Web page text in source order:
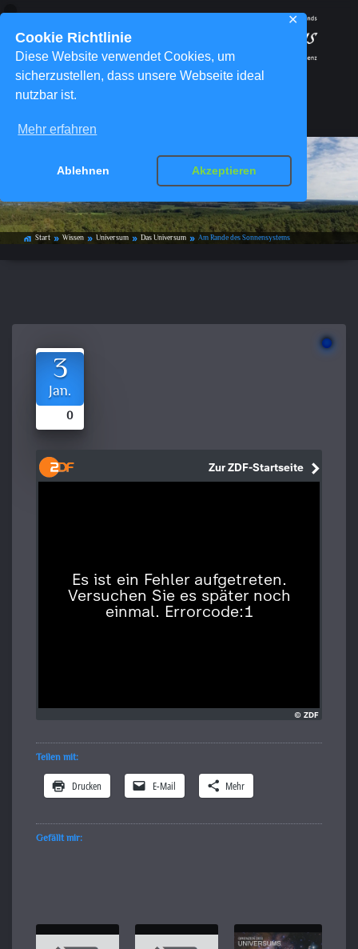
Cookie Richtlinie
Diese Website verwendet Cookies, um
sicherzustellen, dass unsere Webseite ideal
nutzbar ist.
Mehr erfahren
Ablehnen Akzeptieren
✕
Am Rande des Sonnensystems
home_work Start double_arrow Wissen double_arrow Universum double_arrow Das Universum double_arrow Am Rande des Sonnensystems
3
Jan.
0
Teilen mit:
Drucken E-Mail Mehr
Gefällt mir: